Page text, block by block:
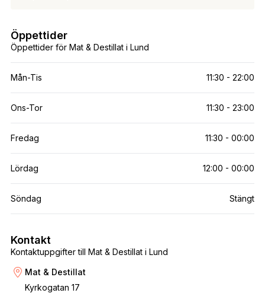
Öppettider för Mat & Destillat i Lund
Öppettider
Mån-Tis 11:30 - 22:00
Ons-Tor 11:30 - 23:00
Fredag 11:30 - 00:00
Lördag 12:00 - 00:00
Söndag Stängt
Kontaktuppgifter till Mat & Destillat i Lund
Kontakt
Mat & Destillat
Kyrkogatan 17